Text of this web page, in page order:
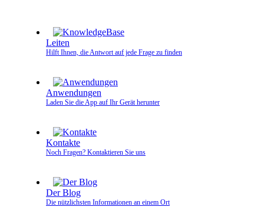
Leiten
Hilft Ihnen, die Antwort auf jede Frage zu finden
Anwendungen
Laden Sie die App auf Ihr Gerät herunter
Kontakte
Noch Fragen? Kontaktieren Sie uns
Der Blog
Die nützlichsten Informationen an einem Ort